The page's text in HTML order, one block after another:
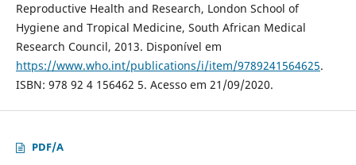
Reproductive Health and Research, London School of
Hygiene and Tropical Medicine, South African Medical
Research Council, 2013. Disponível em
https://www.who.int/publications/i/item/9789241564625.
ISBN: 978 92 4 156462 5. Acesso em 21/09/2020.
PDF/A